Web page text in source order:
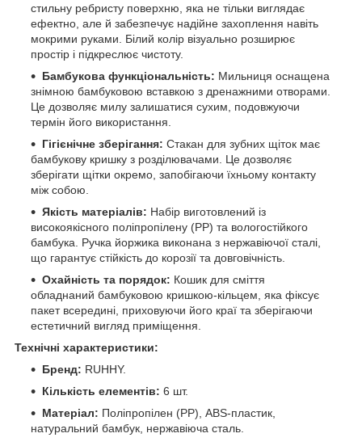
стильну ребристу поверхню, яка не тільки виглядає
ефектно, але й забезпечує надійне захоплення навіть
мокрими руками. Білий колір візуально розширює
простір і підкреслює чистоту.
Бамбукова функціональність: Мильниця оснащена
знімною бамбуковою вставкою з дренажними отворами.
Це дозволяє милу залишатися сухим, подовжуючи
термін його використання.
Гігієнічне зберігання: Стакан для зубних щіток має
бамбукову кришку з розділювачами. Це дозволяє
зберігати щітки окремо, запобігаючи їхньому контакту
між собою.
Якість матеріалів: Набір виготовлений із
високоякісного поліпропілену (PP) та вологостійкого
бамбука. Ручка йоржика виконана з нержавіючої сталі,
що гарантує стійкість до корозії та довговічність.
Охайність та порядок: Кошик для сміття
обладнаний бамбуковою кришкою-кільцем, яка фіксує
пакет всередині, приховуючи його краї та зберігаючи
естетичний вигляд приміщення.
Технічні характеристики:
Бренд: RUHHY.
Кількість елементів: 6 шт.
Матеріал: Поліпропілен (PP), ABS-пластик,
натуральний бамбук, нержавіюча сталь.